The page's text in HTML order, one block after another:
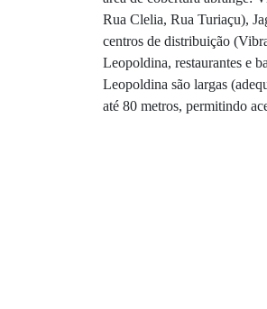
Rua Clelia, Rua Turiaçu),
centros de distribuição
Leopoldina, restaurantes e
Leopoldina são largas
até 80 metros, permitindo